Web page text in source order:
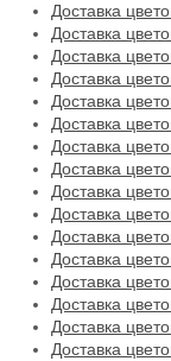
Доставка
Доставка
Доставка
Доставка
Доставка
Доставка
Доставка
Доставка
Доставка
Доставка
Доставка
Доставка
Доставка
Доставка
Доставка
Доставка